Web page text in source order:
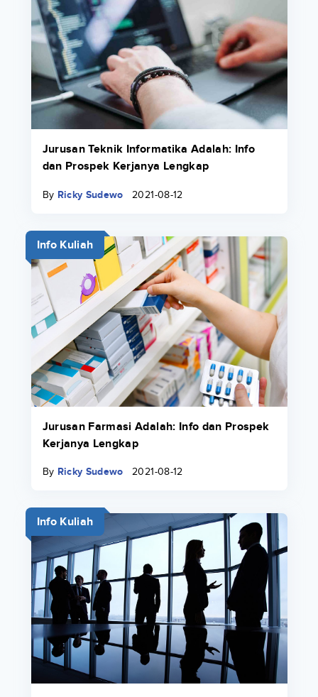
Jurusan Teknik Informatika Adalah: Info
dan Prospek Kerjanya Lengkap
By Ricky Sudewo 2021-08-12
Info Kuliah
Jurusan Farmasi Adalah: Info dan Prospek
Kerjanya Lengkap
By Ricky Sudewo 2021-08-12
Info Kuliah